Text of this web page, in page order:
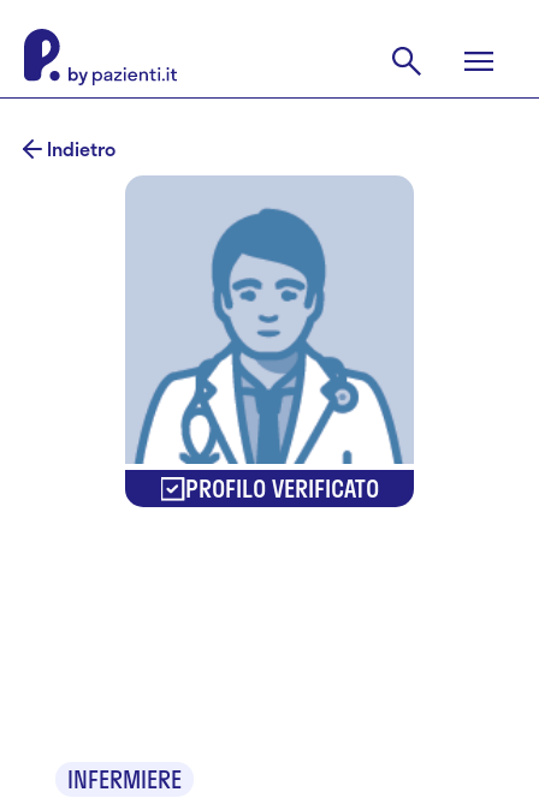
Indietro
PROFILO VERIFICATO
INFERMIERE